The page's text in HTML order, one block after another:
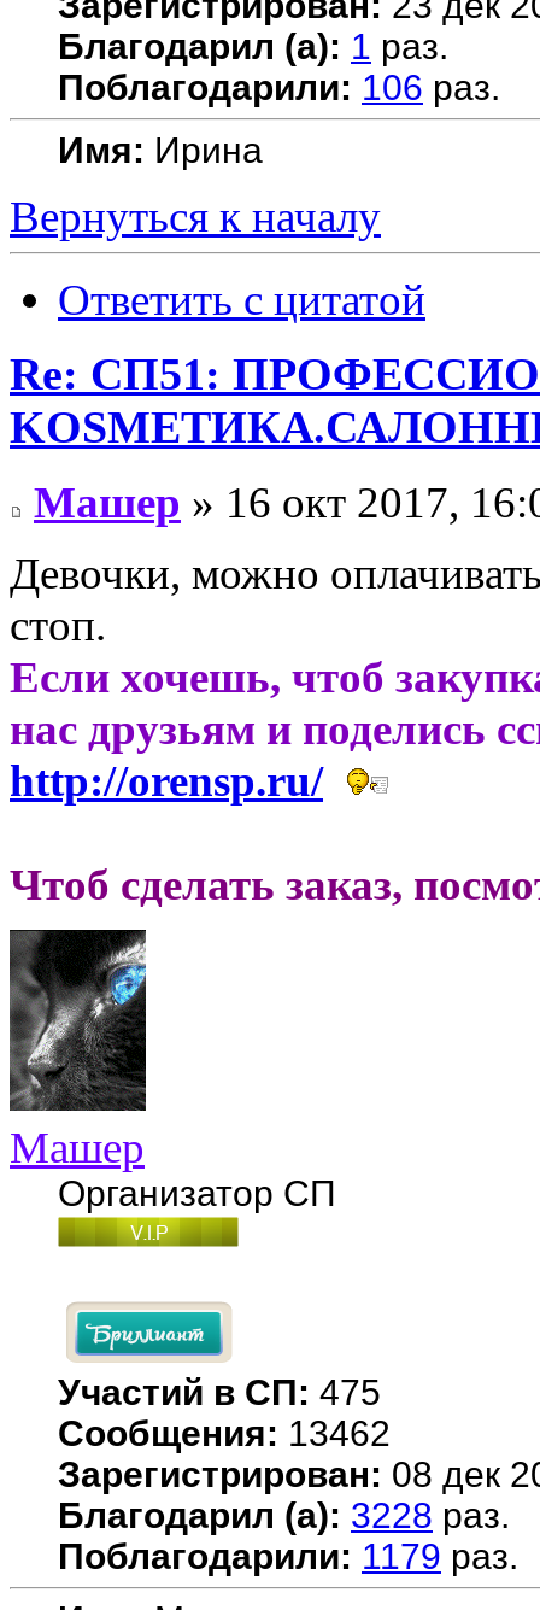
Благодарил (а): 1 раз.
Поблагодарили: 106 раз.
Имя: Ирина
Вернуться к началу
Ответить с цитатой
Re: СП51:
Машер » 16 окт 2017,
Девочки, можно
стоп.
Если хочешь, чтоб
нас друзьям и поделись
http://orensp.ru/
Чтоб сделать заказ,
Машер
Организатор СП
Участий в СП: 475
Сообщения: 13462
Зарегистрирован: 08 дек
Благодарил (а): 3228 раз.
Поблагодарили: 1179 раз.